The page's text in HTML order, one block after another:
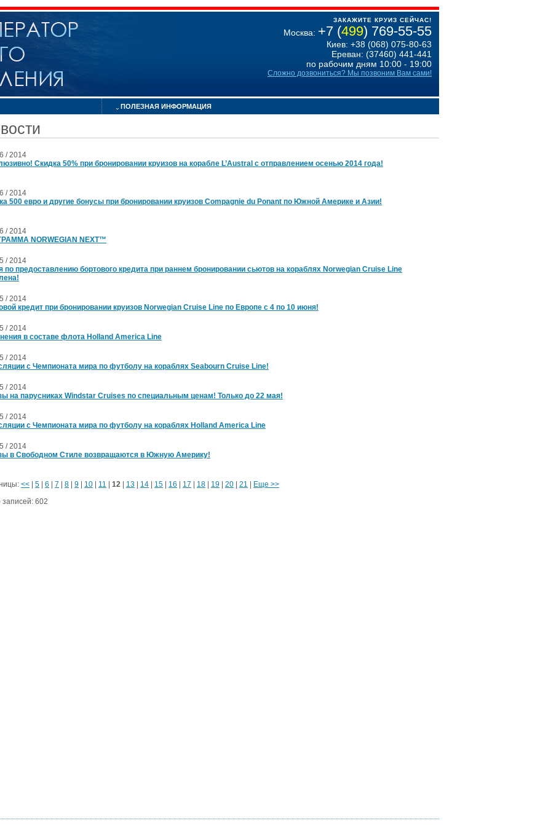
ЗАКАЖИТЕ КРУИЗ СЕЙЧАС!
Москва: +7 (499) 769-55-55
Киев: +38 (068) 075-80-63
Ереван: (37460) 441-441
по рабочим дням 10:00 - 19:00
Сложно дозвониться? Мы позвоним Вам сами!
ПОЛЕЗНАЯ ИНФОРМАЦИЯ
/ 2014
Скидка 50% при бронировании круизов на корабле L’Austral с отправлением осенью 2014 года!
/ 2014
500 евро и другие бонусы при бронировании круизов Compagnie du Ponant по Южной Америке и Азии!
/ 2014
NORWEGIAN NEXT™
/ 2014
по предоставлению бортового кредита при раннем бронировании сьютов на кораблях Norwegian Cruise Line
/ 2014
кредит при бронировании круизов Norwegian Cruise Line по Европе с 4 по 10 июня!
/ 2014
в составе флота Holland America Line
/ 2014
с Чемпионата мира по футболу на кораблях Seabourn Cruise Line!
/ 2014
на парусниках Windstar Cruises по специальным ценам! Только до 22 мая!
/ 2014
с Чемпионата мира по футболу на кораблях Holland America Line
/ 2014
в Свободном Стиле возвращаются в Южную Америку!
<< 5 6 7 8 9 10 11 12 13 14 15 16 17 18 19 20 21
Еще >>
записей: 602